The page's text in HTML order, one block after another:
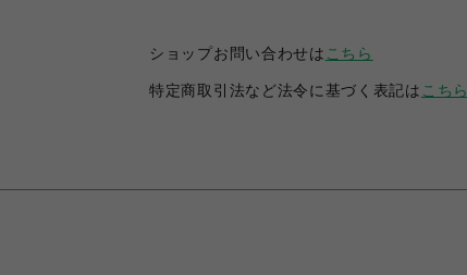
ショップお問い合わせは こちら
特定商取引法など法令に基づく表記は こちら